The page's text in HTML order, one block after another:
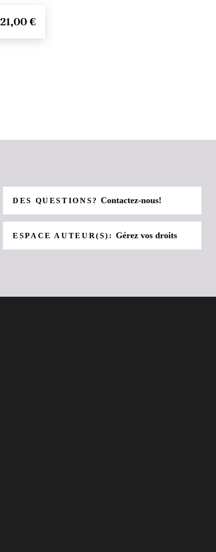
21,00 €
DES QUESTIONS?Contactez-nous!
ESPACE AUTEUR(S): Gérez vos droits